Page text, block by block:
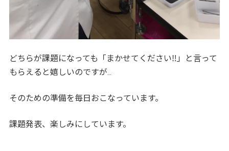
どちらが課題になっても「まかせてください‼」と言って
もらえると嬉しいのですが…
そのための準備を毎日おこなっています。
課題発表、楽しみにしています。